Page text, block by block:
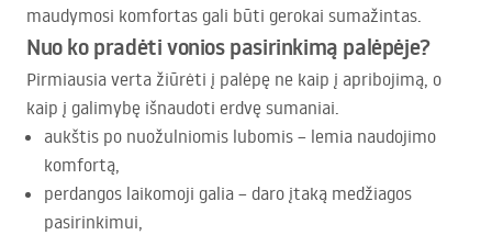
maudymosi komfortas gali būti gerokai sumažintas.
Nuo ko pradėti vonios pasirinkimą palėpėje?
Pirmiausia verta žiūrėti į palėpę ne kaip į apribojimą, o
kaip į galimybę išnaudoti erdvę sumaniai.
aukštis po nuožulniomis lubomis – lemia naudojimo
komfortą,
perdangos laikomoji galia – daro įtaką medžiagos
pasirinkimui,